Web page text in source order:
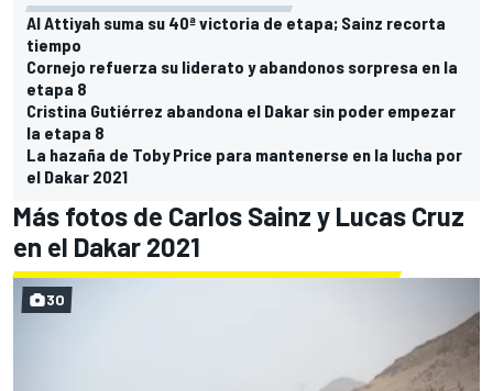
Al Attiyah suma su 40ª victoria de etapa; Sainz recorta
tiempo
Cornejo refuerza su liderato y abandonos sorpresa en la
etapa 8
Cristina Gutiérrez abandona el Dakar sin poder empezar
la etapa 8
La hazaña de Toby Price para mantenerse en la lucha por
el Dakar 2021
Más fotos de Carlos Sainz y Lucas Cruz
en el Dakar 2021
30